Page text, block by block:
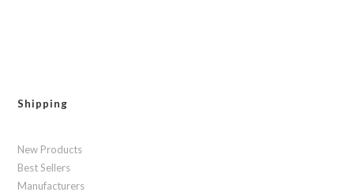
Shipping
New Products
Best Sellers
Manufacturers